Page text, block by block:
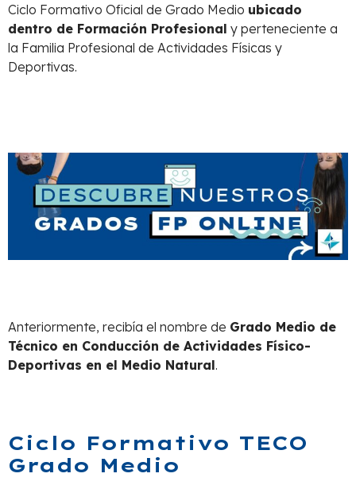
Ciclo Formativo Oficial de Grado Medio ubicado
dentro de Formación Profesional y perteneciente a
la Familia Profesional de Actividades Físicas y
Deportivas.
Anteriormente, recibía el nombre de Grado Medio de
Técnico en Conducción de Actividades Físico-
Deportivas en el Medio Natural.
Ciclo Formativo TECO
Grado Medio